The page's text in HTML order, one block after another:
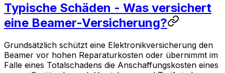
Typische Schäden - Was versichert
eine Beamer-Versicherung?
Grundsätzlich schützt eine Elektronikversicherung den
Beamer vor hohen Reparaturkosten oder übernimmt im
Falle eines Totalschadens die Anschaffungskosten eines